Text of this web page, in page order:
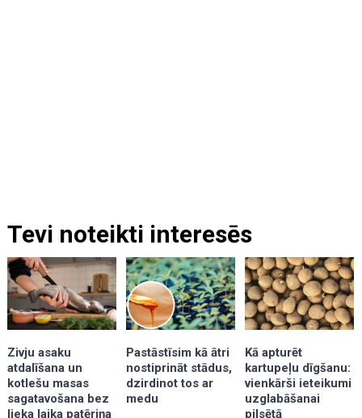
Tevi noteikti interesēs
Zivju asaku
atdalīšana un
kotlešu masas
sagatavošana bez
lieka laika patēriņa
Pastāstīsim kā ātri
nostiprināt stādus,
dzirdinot tos ar
medu
Kā apturēt
kartupeļu dīgšanu:
vienkārši ieteikumi
uzglabāšanai
pilsētā